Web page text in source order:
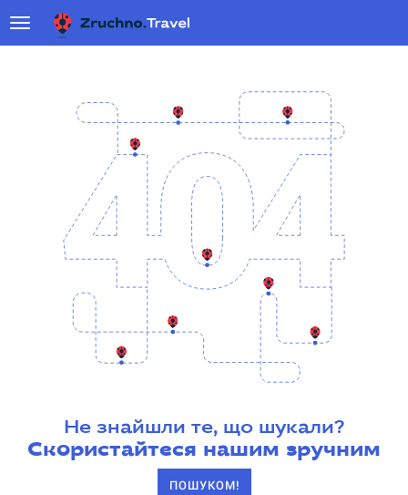
Не знайшли те, що шукали?
Скористайтеся нашим зручним
ПОШУКОМ!